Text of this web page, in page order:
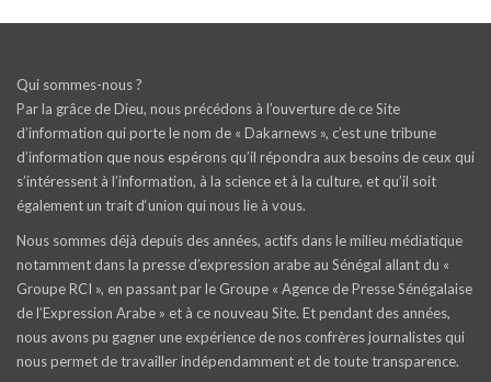
Qui sommes-nous ?
Par la grâce de Dieu, nous précédons à l’ouverture de ce Site
d’information qui porte le nom de « Dakarnews », c’est une tribune
d’information que nous espérons qu’il répondra aux besoins de ceux qui
s’intéressent à l’information, à la science et à la culture, et qu’il soit
également un trait d‘union qui nous lie à vous.
Nous sommes déjà depuis des années, actifs dans le milieu médiatique
notamment dans la presse d’expression arabe au Sénégal allant du «
Groupe RCI », en passant par le Groupe « Agence de Presse Sénégalaise
de l’Expression Arabe » et à ce nouveau Site. Et pendant des années,
nous avons pu gagner une expérience de nos confrères journalistes qui
nous permet de travailler indépendamment et de toute transparence.